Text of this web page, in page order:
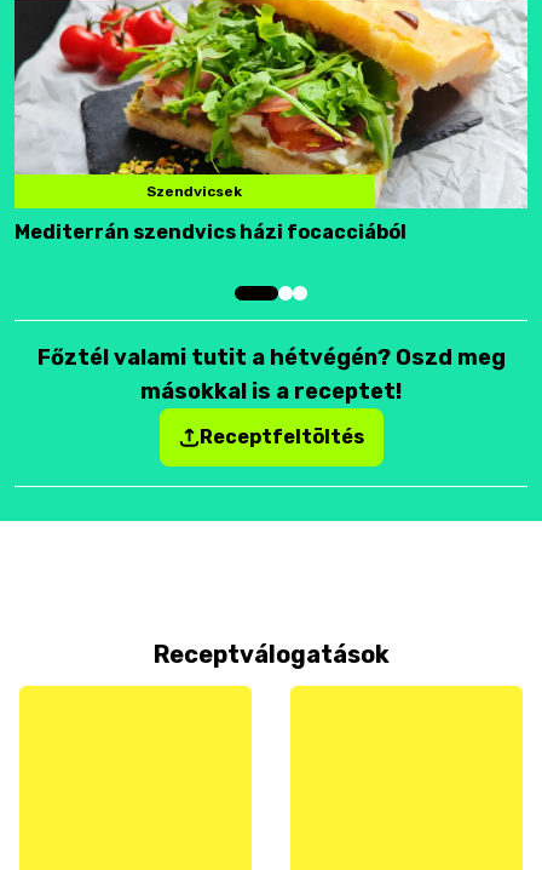
Szendvicsek
Mediterrán szendvics házi focacciából
Főztél valami tutit a hétvégén? Oszd meg
másokkal is a receptet!
Receptfeltöltés
Receptválogatások